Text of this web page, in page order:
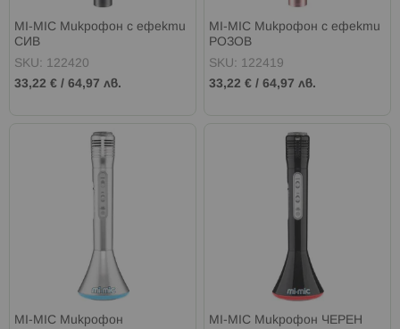
MI-MIC Микрофон с ефекти
СИВ
SKU: 122420
33,22 € / 64,97 лв.
MI-MIC Микрофон с ефекти
РОЗОВ
SKU: 122419
33,22 € /64,97 лв.
MI-MIC Микрофон
MI-MIC Микрофон ЧЕРЕН